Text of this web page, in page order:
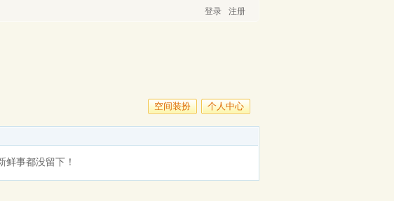
登录 注册
空间装扮 个人中心
鲜事都没留下！